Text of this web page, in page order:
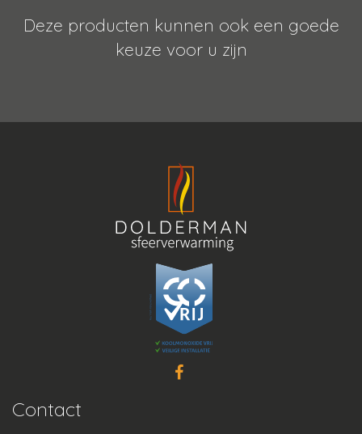
Deze producten kunnen ook een goede
keuze voor u zijn
Contact